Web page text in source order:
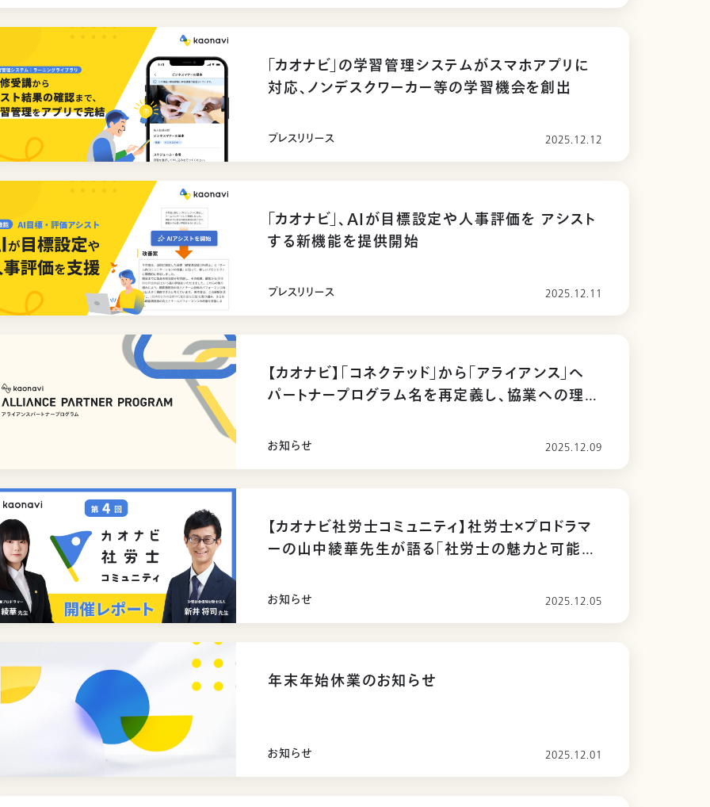
「カオナビ」の学習管理システムがスマホアプリに
対応、ノンデスクワーカー等の学習機会を創出
プレスリリース 2025.12.12
「カオナビ」、AIが目標設定や人事評価を アシスト
する新機能を提供開始
プレスリリース 2025.12.11
【カオナビ】「コネクテッド」から「アライアンス」へ
パートナープログラム名を再定義し、協業への理解
お知らせ 2025.12.09
【カオナビ社労士コミュニティ】社労士×プロドラマ
ーの山中綾華先生が語る「社労士の魅力と可能
お知らせ 2025.12.05
年末年始休業のお知らせ
お知らせ 2025.12.01